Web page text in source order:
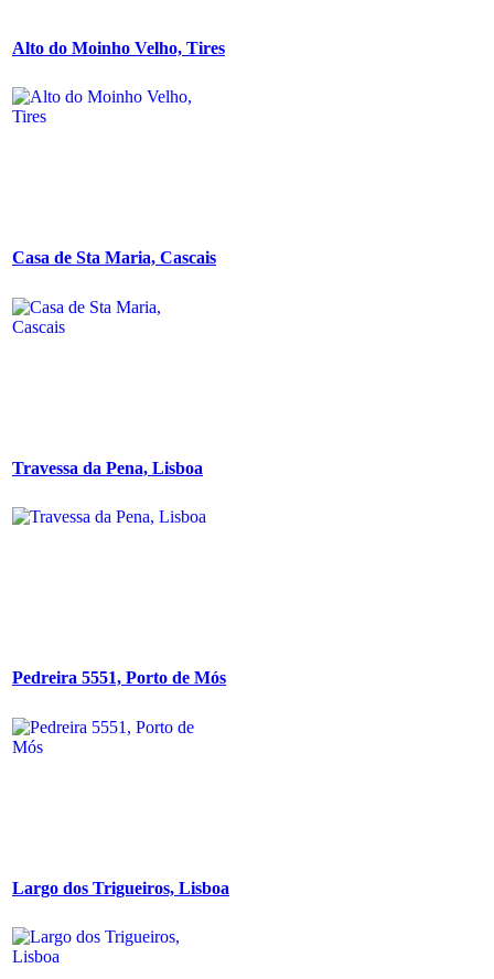
Alto do Moinho Velho, Tires
Casa de Sta Maria, Cascais
Travessa da Pena, Lisboa
Pedreira 5551, Porto de Mós
Largo dos Trigueiros, Lisboa